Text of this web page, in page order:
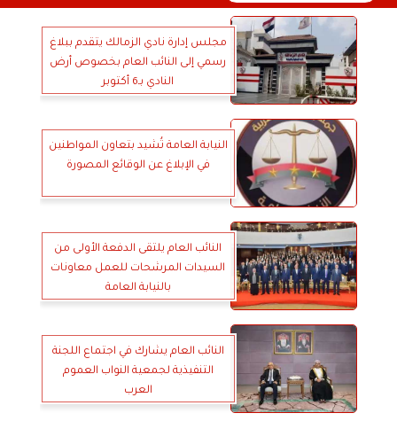
مجلس إدارة نادي الزمالك يتقدم ببلاغ
رسمي إلى النائب العام بخصوص أرض
النادي بـ6 أكتوبر
النيابة العامة تُشيد بتعاون المواطنين
في الإبلاغ عن الوقائع المصورة
النائب العام يلتقى الدفعة الأولى من
السيدات المرشحات للعمل معاونات
بالنيابة العامة
النائب العام يشارك في اجتماع اللجنة
التنفيذية لجمعية النواب العموم
العرب